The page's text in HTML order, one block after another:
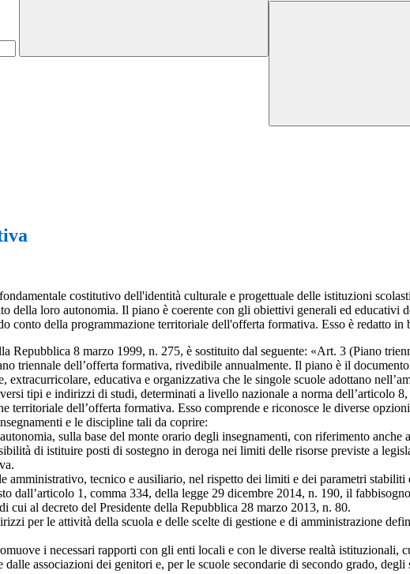
costitutivo dell'identità culturale e progettuale delle istituzioni
della loro autonomia. Il piano è coerente con gli obiettivi generali ed
conto della programmazione territoriale dell'offerta formativa. Esso è redatto in
Repubblica 8 marzo 1999, n. 275, è sostituito dal seguente: «Art. 3 (Piano
triennale dell’offerta formativa, rivedibile annualmente. Il piano è il
educativa e organizzativa che le singole scuole adottano
tipi e indirizzi di studi, determinati a livello nazionale a norma dell’articolo
territoriale dell’offerta formativa. Esso comprende e riconosce le diverse
e le discipline tali da coprire:
sulla base del monte orario degli insegnamenti, con riferimento
di istituire posti di sostegno in deroga nei limiti delle risorse previste a
tecnico e ausiliario, nel rispetto dei limiti e dei parametri stabiliti
dall’articolo 1, comma 334, della legge 29 dicembre 2014, n. 190, il
cui al decreto del Presidente della Repubblica 28 marzo 2013, n. 80.
per le attività della scuola e delle scelte di gestione e di amministrazione
i necessari rapporti con gli enti locali e con le diverse realtà istituzionali,
associazioni dei genitori e, per le scuole secondarie di secondo grado, degli